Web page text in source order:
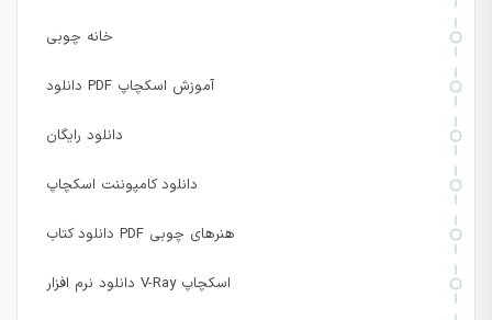
خانه چوبی
دانلود PDF آموزش اسکچاپ
دانلود رایگان
دانلود کامپوننت اسکچاپ
دانلود کتاب PDF هنرهای چوبی
دانلود نرم افزار V-Ray اسکچاپ